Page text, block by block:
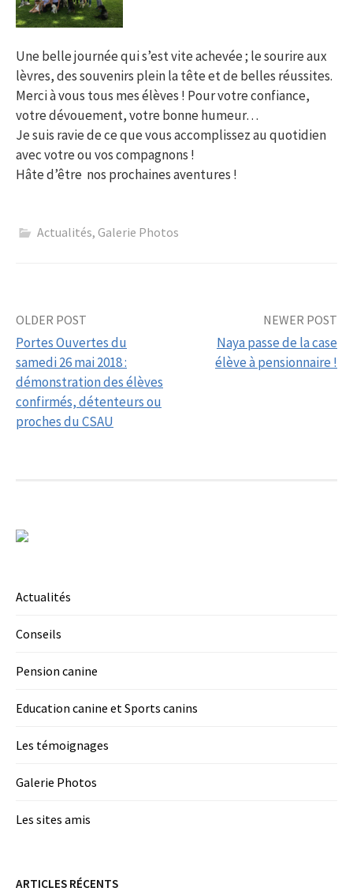
Une belle journée qui s’est vite achevée ; le sourire aux
lèvres, des souvenirs plein la tête et de belles réussites.
Merci à vous tous mes élèves ! Pour votre confiance,
votre dévouement, votre bonne humeur…
Je suis ravie de ce que vous accomplissez au quotidien
avec votre ou vos compagnons !
Hâte d’être nos prochaines aventures !
Actualités, Galerie Photos
Post
navigation
OLDER POST
Portes Ouvertes du
samedi 26 mai 2018 :
démonstration des élèves
confirmés, détenteurs ou
proches du CSAU
NEWER POST
Naya passe de la case
élève à pensionnaire !
Actualités
Conseils
Pension canine
Education canine et Sports canins
Les témoignages
Galerie Photos
Les sites amis
ARTICLES RÉCENTS